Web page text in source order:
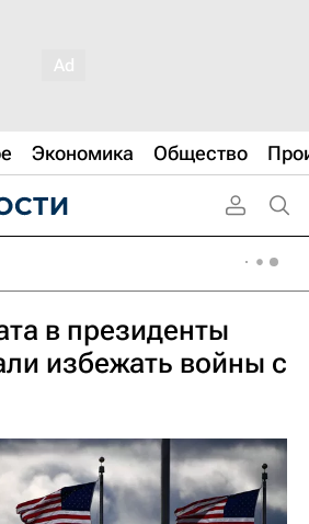
Экономика Общество
в президенты
избежать войны с